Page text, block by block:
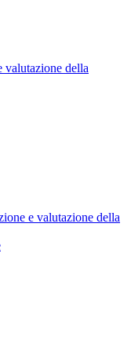
valutazione della
e valutazione della